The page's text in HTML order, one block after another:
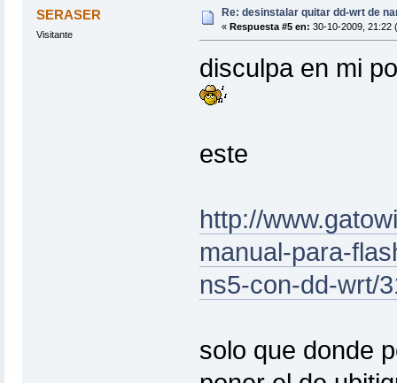
SERASER
Visitante
Re: desinstalar quitar dd-wrt de
« Respuesta #5 en: 30-10-2009, 21:22
disculpa en mi
este
http://
manual-para-
ns5-con-dd-wrt/
solo que donde